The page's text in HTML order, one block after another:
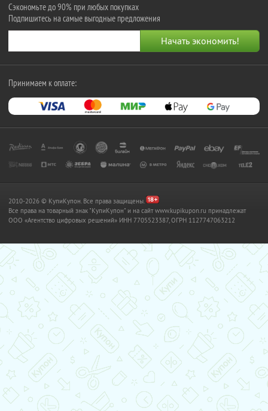
Сэкономьте до 90% при любых покупках
Подпишитесь на самые выгодные предложения
Принимаем к оплате:
2010-2026 © КупиКупон. Все права защищены.
Все права на товарный знак "КупиКупон" и на сайт www.kupikupon.ru принадлежат
OOO «Агентство цифровых решений» ИНН 7705523387, ОГРН 1127747063212